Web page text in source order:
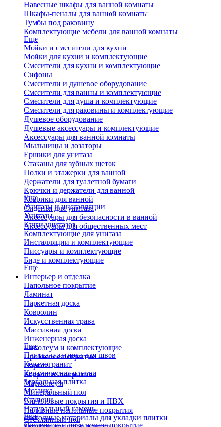
Навесные шкафы для ванной комнаты
Шкафы-пеналы для ванной комнаты
Тумбы под раковину
Комплектующие мебели для ванной комнаты
Еще
Мойки и смесители для кухни
Мойки для кухни и комплектующие
Смесители для кухни и комплектующие
Сифоны
Смесители и душевое оборудование
Смесители для ванны и комплектующие
Смесители для душа и комплектующие
Смесители для раковины и комплектующие
Душевое оборудование
Душевые аксессуары и комплектующие
Аксессуары для ванной комнаты
Мыльницы и дозаторы
Ершики для унитаза
Стаканы для зубных щеток
Полки и этажерки для ванной
Держатели для туалетной бумаги
Крючки и держатели для ванной
Коврики для ванной
Сиденья для унитаза
Аксессуары для безопасности в ванной
Аксессуары для общественных мест
Еще
Унитазы и инсталляции
Унитазы
Бачки унитазов
Комплектующие для унитаза
Инсталляции и комплектующие
Писсуары и комплектующие
Биде и комплектующие
Еще
Интерьер и отделка
Напольное покрытие
Ламинат
Паркетная доска
Ковролин
Искусственная трава
Массивная доска
Инженерная доска
Линолеум и комплектующие
Пробковое покрытие
Паркет
Ковровые покрытия
Мармолеум
Минеральный пол
Виниловые покрытия и ПВХ
Наливные напольные покрытия
Стеклянный пол
Еще
Плитка и затирка для швов
Керамогранит
Керамическая плитка
Зеркальная плитка
Мозаика
Ступени
Натуральный камень
Расходные материалы для укладки плитки
Еще
Настенное и потолочное покрытие